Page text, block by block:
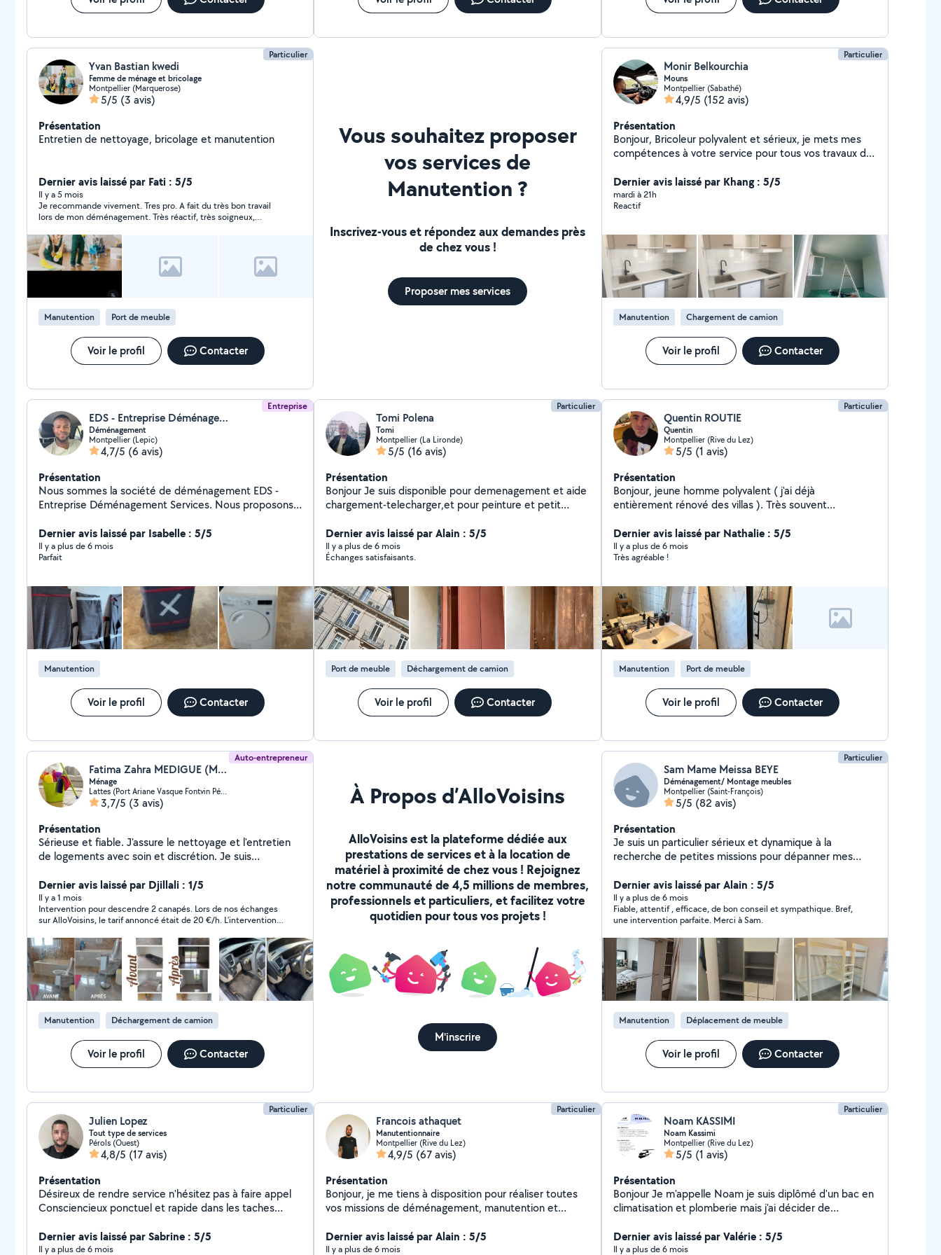
Particulier
Yvan Bastian kwedi
Femme de ménage et bricolage
Montpellier (Marquerose)
5/5 (3 avis)
Présentation
Entretien de nettoyage, bricolage et manutention
Dernier avis laissé par Fati : 5/5
Il y a 5 mois
Je recommande vivement. Tres pro. A fait du très bon travail
lors de mon déménagement. Très réactif, très soigneux,
Manutention Port de meuble
Voir le profil Contacter
Vous souhaitez proposer
vos services de
Manutention ?
Inscrivez-vous et répondez aux demandes près
de chez vous !
Proposer mes services
Particulier
Monir Belkourchia
Mouns
Montpellier (Sabathé)
4,9/5 (152 avis)
Présentation
Bonjour, Bricoleur polyvalent et sérieux, je mets mes
compétences à votre service pour tous vos travaux du
Bricolage en général Peinture intérieure / extérieure
Plâtre, enduit, rebouchage, finitions Réparations
diverses Dépannage et réparation machine à laver
améliorations de l'habitat Travail soigné Ponctuel et à
l'écoute Respect des délais Tarifs honnêtes N'hésitez
pas à me contacter, je réponds rapidement et je me
déplace avec plaisir pour vous aider
Dernier avis laissé par Khang : 5/5
mardi à 21h
Reactif
Manutention Chargement de camion
Voir le profil Contacter
Entreprise
EDS - Entreprise Déménagement Services
Déménagement
Montpellier (Lepic)
4,7/5 (6 avis)
Présentation
Nous sommes la société de déménagement EDS -
Entreprise Déménagement Services. Nous proposons
Marseille vers toute la France. La pleine satisfaction de
nos clients est primordiale, que ce soit pour la partie
commerciale, le suivi mais surtout la réalisation de
sympa, rigoureuse et très professionnel qui connaît
bien son métier et ces particularités parfois
contraignantes. Nous mettons tout en œuvre pour aller
dans le sens du client et ses besoins. Nos tarifs sont
adaptés aux réels besoins du client et souvent très
compétitifs. Sachez faire le bon choix et optez pour
EDS - Entreprise Déménagement Services Consultez
nos commentaires et avis sur notre site et page
Google: eds-demenagement
Dernier avis laissé par Isabelle : 5/5
Il y a plus de 6 mois
Parfait
Manutention
Voir le profil Contacter
Particulier
Tomi Polena
Tomi
Montpellier (La Lironde)
5/5 (16 avis)
Présentation
Bonjour Je suis disponible pour demenagement et aide
chargement-telecharger,et pour peinture et petit
les jours de la semaine Merci
Dernier avis laissé par Alain : 5/5
Il y a plus de 6 mois
Échanges satisfaisants.
Port de meuble Déchargement de camion
Voir le profil Contacter
Particulier
Quentin ROUTIE
Quentin
Montpellier (Rive du Lez)
5/5 (1 avis)
Présentation
Bonjour, jeune homme polyvalent ( j'ai déjà
entièrement rénové des villas ). Très souvent
contacter, pour des travaux de rénovations, bricolage,
carrelage, faïence, montage de meuble,
déménagement, ménage etc, sans vous ruiner. À très
Dernier avis laissé par Nathalie : 5/5
Il y a plus de 6 mois
Très agréable !
Manutention Port de meuble
Voir le profil Contacter
Auto-entrepreneur
Fatima Zahra MEDIGUE (MDG SERVICES)
Ménage
Lattes (Port Ariane Vasque Fontvin Périphérie)
3,7/5 (3 avis)
Présentation
Sérieuse et fiable. J'assure le nettoyage et l'entretien
de logements avec soin et discrétion. Je suis
N'hésitez pas à me contacter pour un service de
qualité.
Dernier avis laissé par Djillali : 1/5
Il y a 1 mois
Intervention pour descendre 2 canapés. Lors de nos échanges
sur AlloVoisins, le tarif annoncé était de 20 €/h. L’intervention a
Après la prestation, il m’a été demandé un supplément au motif
qu’une deuxième personne était présente, alors que cette
facturation n’avait jamais été annoncée ni convenue à l’avance.
Je regrette ce manque de transparence sur les tarifs. Pour ma
part, je préfère travailler avec des personnes qui annoncent
clairement leurs conditions avant l’intervention.
Manutention
Déchargement de camion
Voir le profil Contacter
À Propos d’AlloVoisins
AlloVoisins est la plateforme dédiée aux
prestations de services et à la location de
matériel à proximité de chez vous ! Rejoignez
notre communauté de 4,5 millions de membres,
professionnels et particuliers, et facilitez votre
quotidien pour tous vos projets !
M'inscrire
Particulier
Sam Mame Meissa BEYE
Déménagement/ Montage meubles
Montpellier (Saint-François)
5/5 (82 avis)
Présentation
Je suis un particulier sérieux et dynamique à la
recherche de petites missions pour dépanner mes
besoin d'aide, n'hésitez pas à me contacter, ce sera
avec plaisir :)
Dernier avis laissé par Alain : 5/5
Il y a plus de 6 mois
Fiable, attentif , efficace, de bon conseil et sympathique. Bref,
une intervention parfaite. Merci à Sam.
Manutention Déplacement de meuble
Voir le profil Contacter
Particulier
Julien Lopez
Tout type de services
Pérols (Ouest)
4,8/5 (17 avis)
Présentation
Désireux de rendre service n'hésitez pas à faire appel
Consciencieux ponctuel et rapide dans les taches
Dernier avis laissé par Sabrine : 5/5
Il y a plus de 6 mois
Particulier
Francois athaquet
Manutentionnaire
Montpellier (Rive du Lez)
4,9/5 (67 avis)
Présentation
Bonjour, je me tiens à disposition pour réaliser toutes
vos missions de déménagement, manutention et
Dernier avis laissé par Alain : 5/5
Il y a plus de 6 mois
Particulier
Noam KASSIMI
Noam Kassimi
Montpellier (Rive du Lez)
5/5 (1 avis)
Présentation
Bonjour Je m'appelle Noam je suis diplômé d'un bac en
climatisation et plomberie mais j'ai décider de
défiant toutes concurrence des prix abordables pour
faciliter tous le monde Je suis sérieux , motivé et
Dernier avis laissé par Valérie : 5/5
Il y a plus de 6 mois